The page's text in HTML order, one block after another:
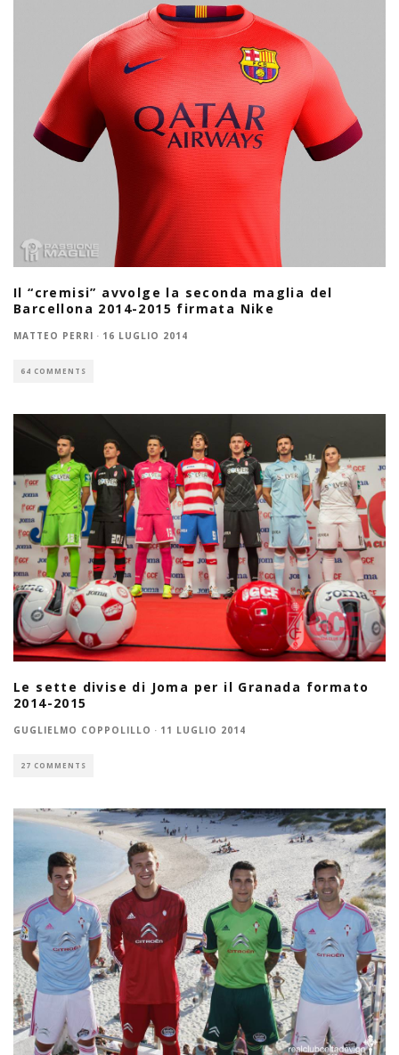
Il “cremisi” avvolge la seconda maglia del
Barcellona 2014-2015 firmata Nike
MATTEO PERRI · 16 LUGLIO 2014
64 COMMENTS
Le sette divise di Joma per il Granada formato
2014-2015
GUGLIELMO COPPOLILLO · 11 LUGLIO 2014
27 COMMENTS